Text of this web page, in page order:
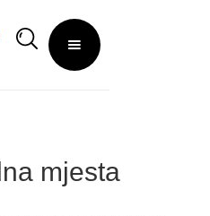
mjesta